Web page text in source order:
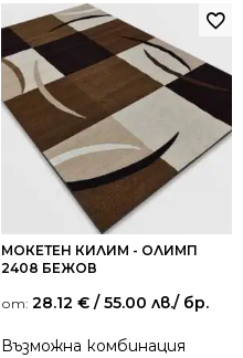
МОКЕТЕН КИЛИМ - ОЛИМП
2408 БЕЖОВ
от: 28.12 € / 55.00 лв./ бр.
Възможна комбинация